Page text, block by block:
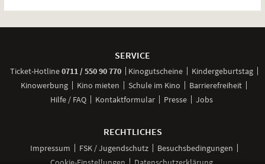
SERVICE
Ticket-Hotline0711 / 550 90 770anrufen
Kinogutscheine
Kindergeburtstag
Kinowerbung
Kino mieten Schule im Kino
Barrierefreiheit
Hilfe / FAQ
Kontaktformular Presse Jobs
RECHTLICHES
Impressum FSK / Jugendschutz
Besuchsbedingungen